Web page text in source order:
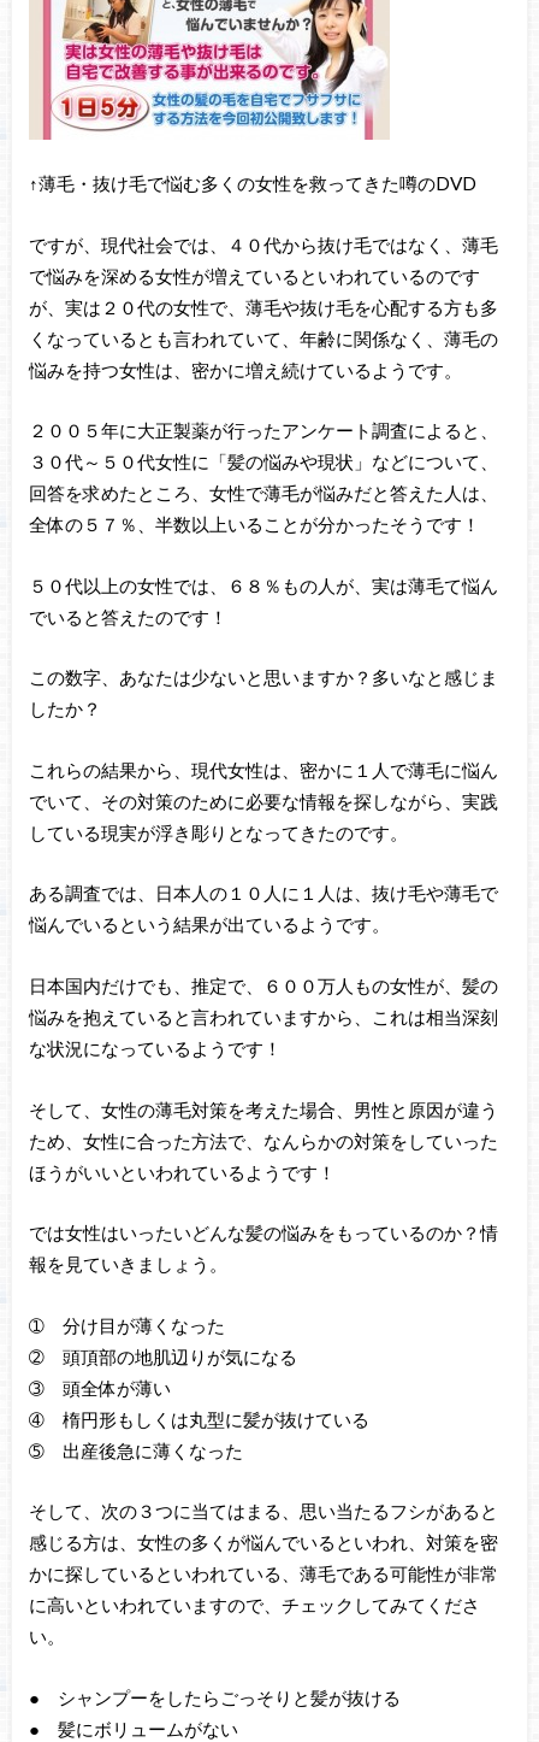
↑薄毛・抜け毛で悩む多くの女性を救ってきた噂のDVD
ですが、現代社会では、４０代から抜け毛ではなく、薄毛
で悩みを深める女性が増えているといわれているのです
が、実は２０代の女性で、薄毛や抜け毛を心配する方も多
くなっているとも言われていて、年齢に関係なく、薄毛の
悩みを持つ女性は、密かに増え続けているようです。
２００５年に大正製薬が行ったアンケート調査によると、
３０代～５０代女性に「髪の悩みや現状」などについて、
回答を求めたところ、女性で薄毛が悩みだと答えた人は、
全体の５７％、半数以上いることが分かったそうです！
５０代以上の女性では、６８％もの人が、実は薄毛て悩ん
でいると答えたのです！
この数字、あなたは少ないと思いますか？多いなと感じま
したか？
これらの結果から、現代女性は、密かに１人で薄毛に悩ん
でいて、その対策のために必要な情報を探しながら、実践
している現実が浮き彫りとなってきたのです。
ある調査では、日本人の１０人に１人は、抜け毛や薄毛で
悩んでいるという結果が出ているようです。
日本国内だけでも、推定で、６００万人もの女性が、髪の
悩みを抱えていると言われていますから、これは相当深刻
な状況になっているようです！
そして、女性の薄毛対策を考えた場合、男性と原因が違う
ため、女性に合った方法で、なんらかの対策をしていった
ほうがいいといわれているようです！
では女性はいったいどんな髪の悩みをもっているのか？情
報を見ていきましょう。
➀ 分け目が薄くなった
➁ 頭頂部の地肌辺りが気になる
➂ 頭全体が薄い
➃ 楕円形もしくは丸型に髪が抜けている
➄ 出産後急に薄くなった
そして、次の３つに当てはまる、思い当たるフシがあると
感じる方は、女性の多くが悩んでいるといわれ、対策を密
かに探しているといわれている、薄毛である可能性が非常
に高いといわれていますので、チェックしてみてくださ
い。
● シャンプーをしたらごっそりと髪が抜ける
● 髪にボリュームがない